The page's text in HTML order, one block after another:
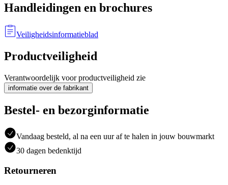
Handleidingen en brochures
Veiligheidsinformatieblad
Productveiligheid
Verantwoordelijk voor productveiligheid zie
informatie over de fabrikant
Bestel- en bezorginformatie
Vandaag besteld, al na een uur af te halen in jouw bouwmarkt
30 dagen bedenktijd
Retourneren